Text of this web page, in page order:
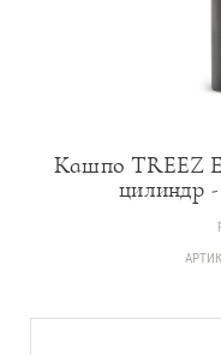
Кашпо TREEZ
цилиндр